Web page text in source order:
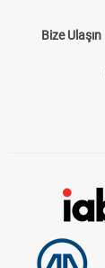
Bize Ulaşın